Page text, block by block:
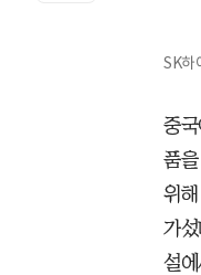
SK하
중
품
위
가
설